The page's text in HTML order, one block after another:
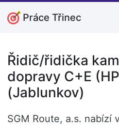
Práce Třinec
Řidič/řidička
dopravy C+E
(Jablunkov)
SGM Route, a.s. nabízí